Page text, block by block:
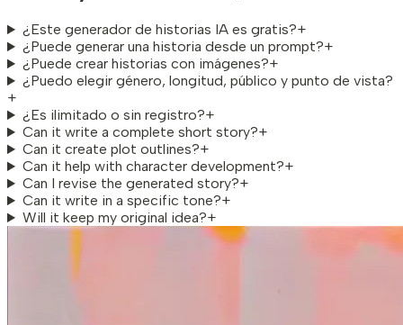
¿Este generador de historias IA es gratis?+
¿Puede generar una historia desde un prompt?+
¿Puede crear historias con imágenes?+
¿Puedo elegir género, longitud, público y punto de vista?
+
¿Es ilimitado o sin registro?+
Can it write a complete short story?+
Can it create plot outlines?+
Can it help with character development?+
Can I revise the generated story?+
Can it write in a specific tone?+
Will it keep my original idea?+